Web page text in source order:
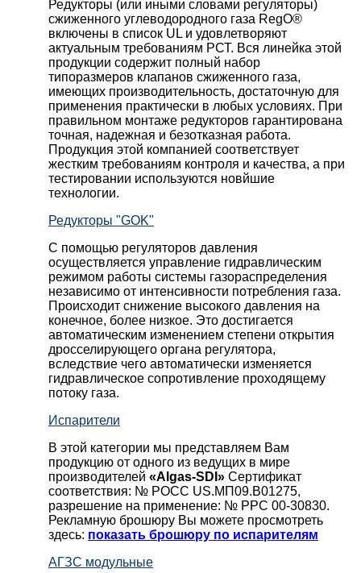
Редукторы (или иными словами регуляторы)
сжиженного углеводородного газа RegO®
включены в список UL и удовлетворяют
актуальным требованиям РСТ. Вся линейка этой
продукции содержит полный набор
типоразмеров клапанов сжиженного газа,
имеющих производительность, достаточную для
применения практически в любых условиях. При
правильном монтаже редукторов гарантирована
точная, надежная и безотказная работа.
Продукция этой компанией соответствует
жестким требованиям контроля и качества, а при
тестировании используются новйшие
технологии.
Редукторы "GOK"
С помощью регуляторов давления
осуществляется управление гидравлическим
режимом работы системы газораспределения
независимо от интенсивности потребления газа.
Происходит снижение высокого давления на
конечное, более низкое. Это достигается
автоматическим изменением степени открытия
дросселирующего органа регулятора,
вследствие чего автоматически изменяется
гидравлическое сопротивление проходящему
потоку газа.
Испарители
В этой категории мы представляем Вам
продукцию от одного из ведущих в мире
производителей «Algas-SDI» Сертификат
соответствия: № РОСС US.МП09.В01275,
разрешение на применение: № РРС 00-30830.
Рекламную брошюру Вы можете просмотреть
здесь: показать брошюру по испарителям
АГЗС модульные